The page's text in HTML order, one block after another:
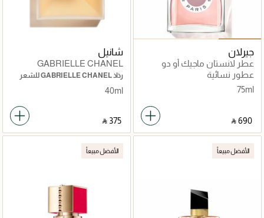
جيرلان
عطر لانستان ماجيك أو دو
بارفان 75مل
عطور نسائية
75ml
‎ ⃁ ⁦690⁩ ‎
شانيل
GABRIELLE CHANEL
رذاذ GABRIELLE CHANEL للشعر
40ml
‎ ⃁ ⁦375⁩ ‎
الأفضل مبيعاً الأفضل مبيعاً